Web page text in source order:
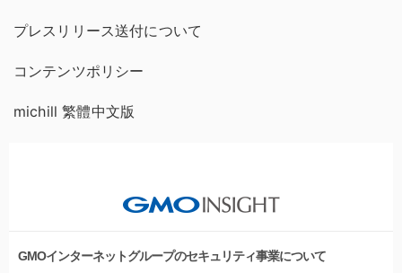
プレスリリース送付について
コンテンツポリシー
michill 繁體中文版
GMOインターネットグループのセキュリティ事業について